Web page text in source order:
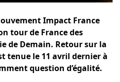
Impact France
tour de France des
de Demain. Retour sur la
tenue le 11 avril dernier à
question d’égalité.